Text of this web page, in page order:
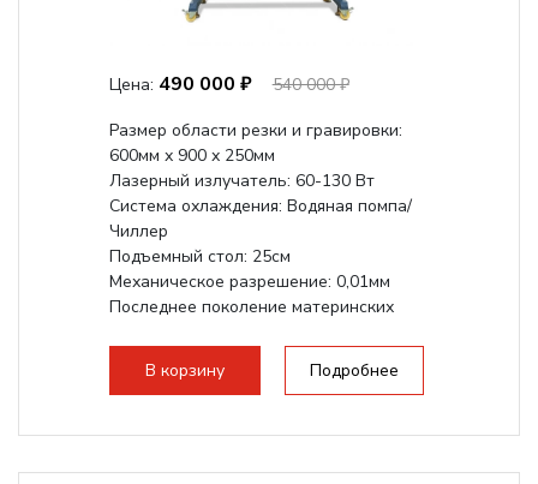
Цена: 490 000 ₽
540 000 ₽
Размер области резки и гравировки:
600мм х 900 х 250мм
Лазерный излучатель: 60-130 Вт
Система охлаждения: Водяная помпа/
Чиллер
Подъемный стол: 25см
Механическое разрешение: 0,01мм
Последнее поколение материнских
В корзину Подробнее